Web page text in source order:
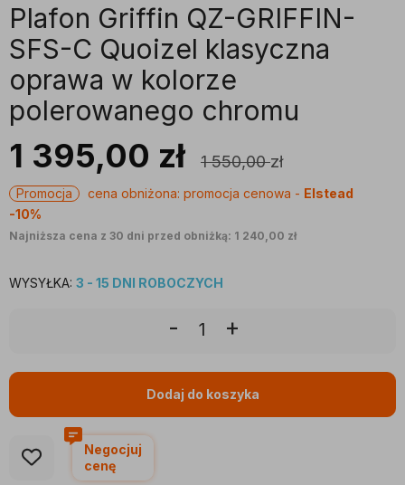
Plafon Griffin QZ-GRIFFIN-
SFS-C Quoizel klasyczna
oprawa w kolorze
polerowanego chromu
1 395,00 zł 1 550,00zł
Promocja cena obniżona: promocja cenowa - Elstead
-10%
Najniższa cena z 30 dni przed obniżką: 1 240,00 zł
WYSYŁKA: 3 - 15 DNI ROBOCZYCH
- +
Dodaj do koszyka
Negocjuj
cenę